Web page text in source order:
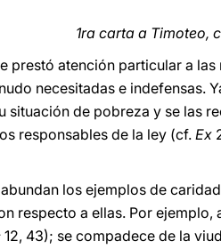
1ra carta a Timoteo,
prestó atención particular a
necesitadas e indefensas.
de pobreza y se las
responsables de la ley (cf. Ex
los ejemplos de
respecto a ellas. Por ejemplo,
12, 43); se compadece de la